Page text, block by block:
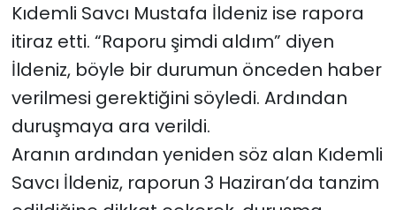
Kıdemli Savcı Mustafa İldeniz ise rapora
itiraz etti. “Raporu şimdi aldım” diyen
İldeniz, böyle bir durumun önceden haber
verilmesi gerektiğini söyledi. Ardından
duruşmaya ara verildi.
Aranın ardından yeniden söz alan Kıdemli
Savcı İldeniz, raporun 3 Haziran’da tanzim